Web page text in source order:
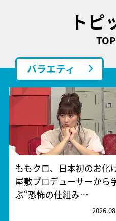
トピ
バラエティ
ももクロ、日本初のお化
屋敷プロデューサーから
ぶ“恐怖の仕組み…